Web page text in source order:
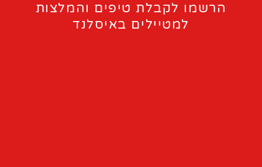
הרשמו לקבלת טיפים והמלצות
למטיילים באיסלנד